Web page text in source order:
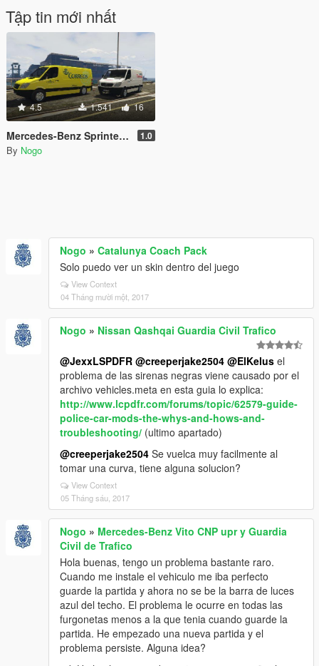
Tập tin mới nhất
4.5 1.541 16
Mercedes-Benz Sprinter Correos España 1.0
By Nogo
Nogo » Catalunya Coach Pack
Solo puedo ver un skin dentro del juego
View Context
04 Tháng mười một, 2017
Nogo » Nissan Qashqai Guardia Civil Trafico
@JexxLSPDFR @creeperjake2504 @ElKelus el
problema de las sirenas negras viene causado por el
archivo vehicles.meta en esta guia lo explica:
http://www.lcpdfr.com/forums/topic/62579-guide-
police-car-mods-the-whys-and-hows-and-
troubleshooting/ (ultimo apartado)
@creeperjake2504 Se vuelca muy facilmente al
tomar una curva, tiene alguna solucion?
View Context
05 Tháng sáu, 2017
Nogo » Mercedes-Benz Vito CNP upr y Guardia
Civil de Trafico
Hola buenas, tengo un problema bastante raro.
Cuando me instale el vehiculo me iba perfecto
guarde la partida y ahora no se be la barra de luces
azul del techo. El problema le ocurre en todas las
furgonetas menos a la que tenia cuando guarde la
partida. He empezado una nueva partida y el
problema persiste. Alguna idea?